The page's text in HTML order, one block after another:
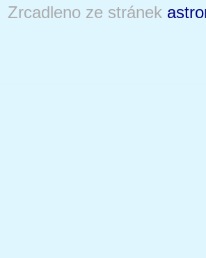
ze stránek